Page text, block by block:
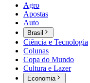
Agro
Apostas
Auto
Brasil
Ciência e Tecnologia
Colunas
Copa do Mundo
Cultura e Lazer
Economia